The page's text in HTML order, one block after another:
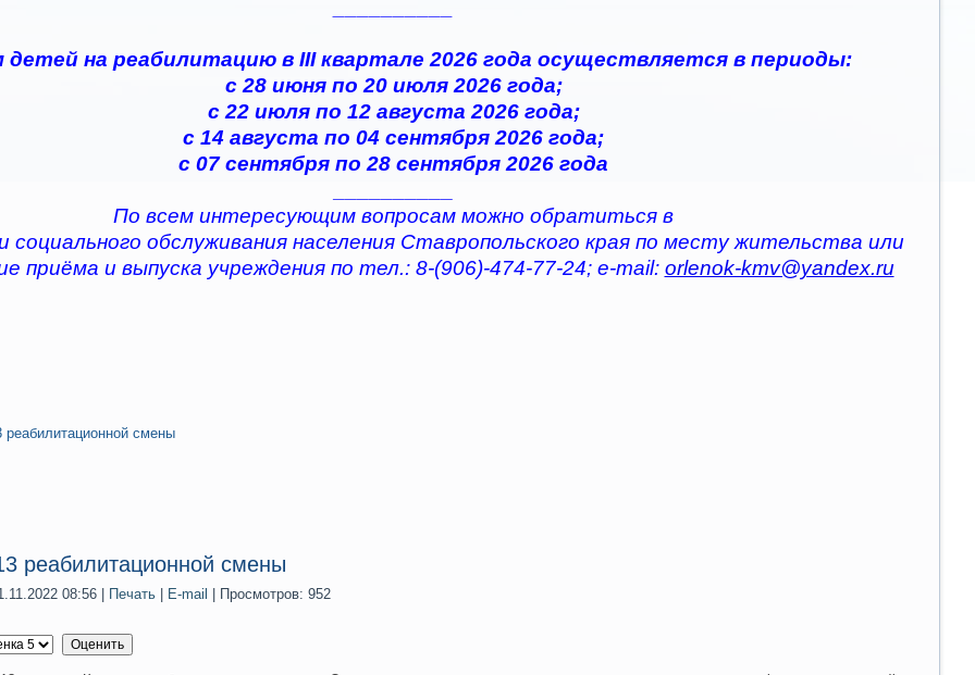
детей на реабилитацию в III квартале 2026 года осуществляется в периоды:
с 28 июня по 20 июля 2026 года;
с 22 июля по 12 августа 2026 года;
с 14 августа по 04 сентября 2026 года;
с 07 сентября по 28 сентября 2026 года
По всем интересующим вопросам можно обратиться в
социального обслуживания населения Ставропольского края по месту жительства или
приёма и выпуска учреждения по тел.: 8-(906)-474-77-24; e-mail: orlenok-kmv@yandex.ru
реабилитационной смены
реабилитационной смены
08:56 Печать E-mail | Просмотров: 952